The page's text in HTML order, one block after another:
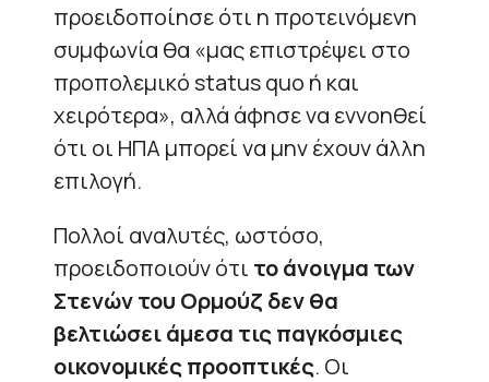
προειδοποίησε ότι η προτεινόμενη
συμφωνία θα «μας επιστρέψει στο
προπολεμικό status quo ή και
χειρότερα», αλλά άφησε να εννοηθεί
ότι οι ΗΠΑ μπορεί να μην έχουν άλλη
επιλογή.
Πολλοί αναλυτές, ωστόσο,
προειδοποιούν ότι το άνοιγμα των
Στενών του Ορμούζ δεν θα
βελτιώσει άμεσα τις παγκόσμιες
οικονομικές προοπτικές. Οι